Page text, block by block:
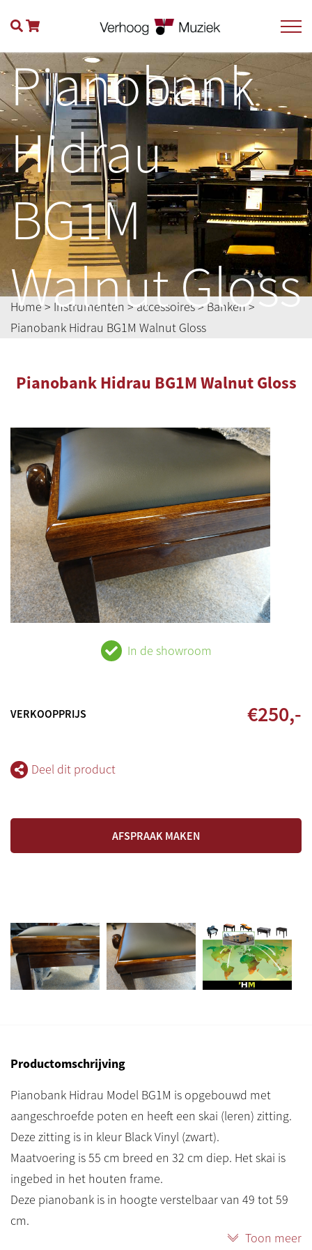
Pianobank
Hidrau
BG1M
Walnut Gloss
Home > Instrumenten > accessoires> Banken >
Pianobank Hidrau BG1M Walnut Gloss
Pianobank Hidrau BG1M Walnut Gloss
In de showroom
VERKOOPPRIJS €250,-
Deel dit product
AFSPRAAK MAKEN
Productomschrijving
Pianobank Hidrau Model BG1M is opgebouwd met
aangeschroefde poten en heeft een skai (leren) zitting.
Deze zitting is in kleur Black Vinyl (zwart).
Maatvoering is 55 cm breed en 32 cm diep. Het skai is
ingebed in het houten frame.
Deze pianobank is in hoogte verstelbaar van 49 tot 59
cm.
Het dubbele kruismechanisme van de BG1M is stabiel
Toon meer